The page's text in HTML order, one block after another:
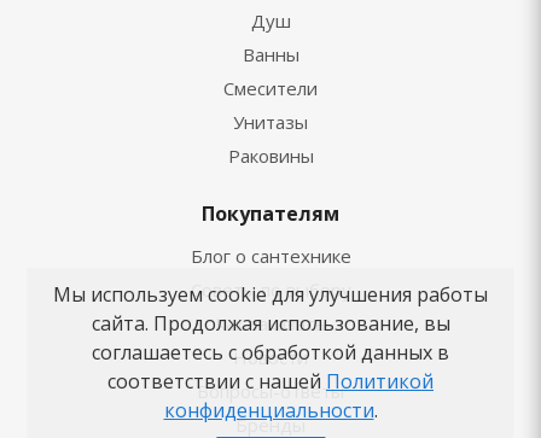
Душ
Ванны
Смесители
Унитазы
Раковины
Покупателям
Блог о сантехнике
Советы по выбору
Как заказать
Новости
Вопросы-ответы
Бренды
Мы используем cookie для улучшения работы
сайта. Продолжая использование, вы
соглашаетесь с обработкой данных в
соответствии с нашей Политикой
конфиденциальности.